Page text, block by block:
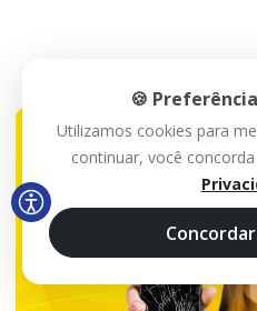
🍪
Utilizamos cookies para
continuar, você